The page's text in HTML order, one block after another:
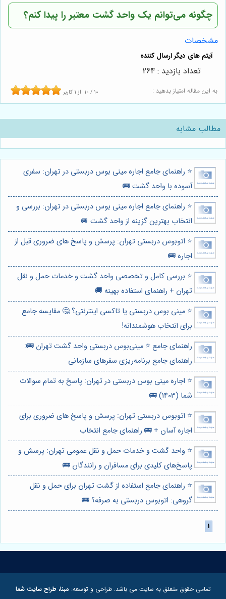
چگونه می‌توانم یک واحد گشت معتبر را پیدا کنم؟
مشخصات
به این مقاله امتیاز بدهید : 10 / 10 از 1 کاربر
تعداد بازدید : 264
مطالب مشابه
⭐️ راهنمای جامع اجاره مینی بوس دربستی در تهران: سفری
آسوده با واحد گشت 🚌
⭐️ راهنمای جامع اجاره مینی بوس دربستی در تهران: بررسی و
انتخاب بهترین گزینه از واحد گشت 🚐
⭐️ اتوبوس دربستی تهران: پرسش و پاسخ های ضروری قبل از
اجاره 🚌
⭐️ بررسی کامل و تخصصی واحد گشت و خدمات حمل و نقل
تهران + راهنمای استفاده بهینه 🚚
⭐️ مینی بوس دربستی یا تاکسی اینترنتی؟ 🤔 مقایسه جامع
برای انتخاب هوشمندانه!
راهنمای جامع ⭐️ مینی‌بوس دربستی واحد گشت تهران 🚌:
راهنمای جامع برنامه‌ریزی سفرهای سازمانی
⭐️ اجاره مینی بوس دربستی در تهران: پاسخ به تمام سوالات
شما (1403) 🚌
⭐️ اتوبوس دربستی تهران: پرسش و پاسخ های ضروری برای
اجاره آسان + 🚌 راهنمای جامع انتخاب
⭐️ واحد گشت و خدمات حمل و نقل عمومی تهران: پرسش و
پاسخ‌های کلیدی برای مسافران و رانندگان 🚌
⭐️ راهنمای جامع استفاده از گشت تهران برای حمل و نقل
گروهی: اتوبوس دربستی به صرفه؟ 🚌
تمامی حقوق متعلق به سایت می باشد. طراحی و توسعه: مبنا، طراح سایت شما